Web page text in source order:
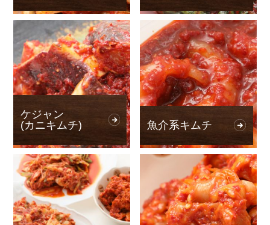
ケジャン
(カニキムチ)
魚介系キムチ